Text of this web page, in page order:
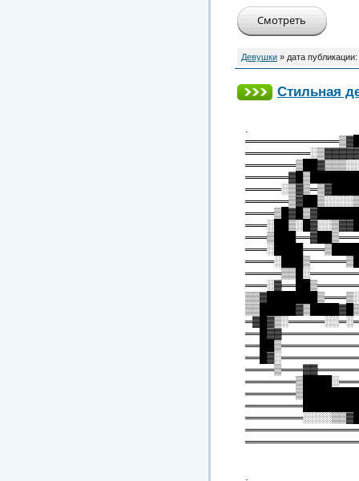
Девушки » дата публикации:
Стильная
.